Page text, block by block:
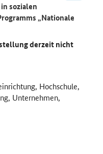
sozialen
„Nationale
derzeit nicht
Hochschule,
Unternehmen,